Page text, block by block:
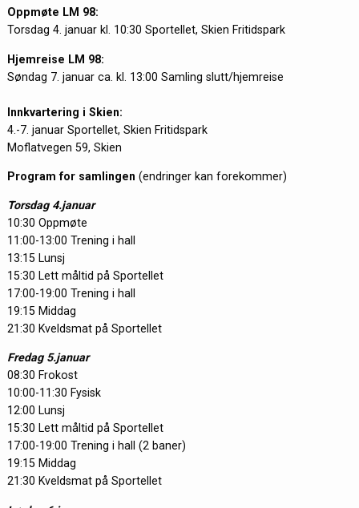
Oppmøte LM 98:
Torsdag 4. januar kl. 10:30 Sportellet, Skien Fritidspark
Hjemreise LM 98:
Søndag 7. januar ca. kl. 13:00 Samling slutt/hjemreise
Innkvartering i Skien:
4.-7. januar Sportellet, Skien Fritidspark
Moflatvegen 59, Skien
Program for samlingen (endringer kan forekommer)
Torsdag 4.januar
10:30 Oppmøte
11:00-13:00 Trening i hall
13:15 Lunsj
15:30 Lett måltid på Sportellet
17:00-19:00 Trening i hall
19:15 Middag
21:30 Kveldsmat på Sportellet
Fredag 5.januar
08:30 Frokost
10:00-11:30 Fysisk
12:00 Lunsj
15:30 Lett måltid på Sportellet
17:00-19:00 Trening i hall (2 baner)
19:15 Middag
21:30 Kveldsmat på Sportellet